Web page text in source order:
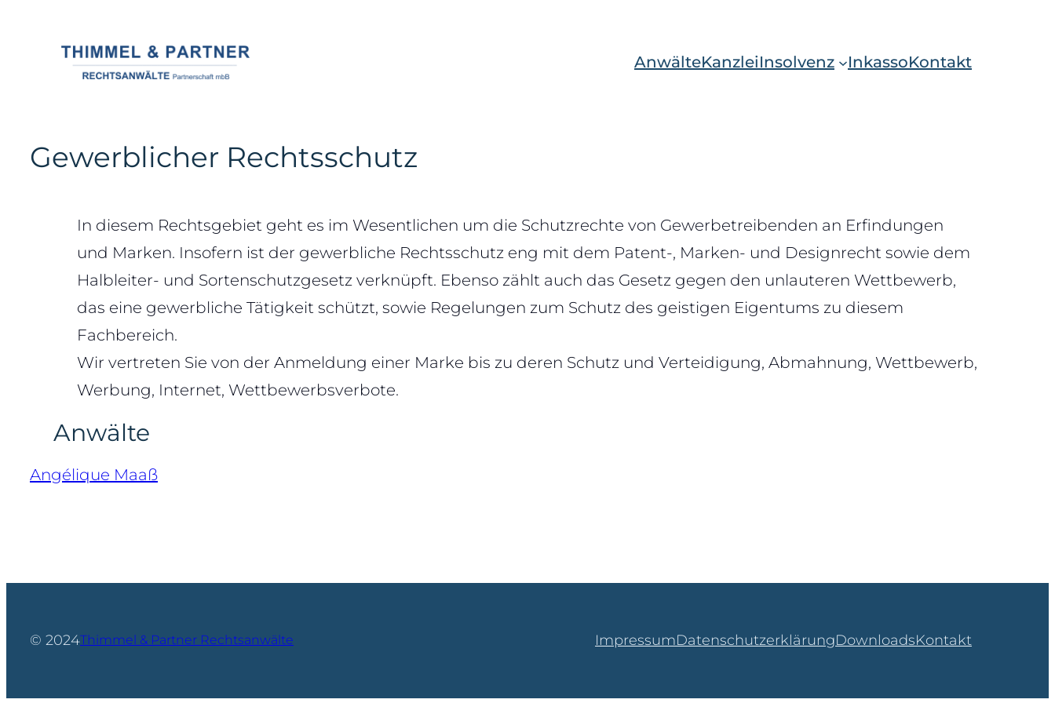
AnwälteKanzleiInsolvenz InkassoKontakt
Gewerblicher Rechtsschutz
In diesem Rechtsgebiet geht es im Wesentlichen um die Schutzrechte von Gewerbetreibenden an Erfindungen
und Marken. Insofern ist der gewerbliche Rechtsschutz eng mit dem Patent-, Marken- und Designrecht sowie dem
Halbleiter- und Sortenschutzgesetz verknüpft. Ebenso zählt auch das Gesetz gegen den unlauteren Wettbewerb,
das eine gewerbliche Tätigkeit schützt, sowie Regelungen zum Schutz des geistigen Eigentums zu diesem
Fachbereich.
Wir vertreten Sie von der Anmeldung einer Marke bis zu deren Schutz und Verteidigung, Abmahnung, Wettbewerb,
Werbung, Internet, Wettbewerbsverbote.
Anwälte
Angélique Maaß
© 2024Thimmel & Partner Rechtsanwälte ImpressumDatenschutzerklärungDownloadsKontakt